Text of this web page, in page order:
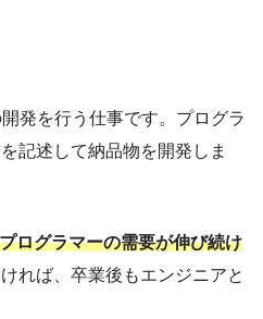
発を行う仕事です。プログラ
記述して納品物を開発しま
プログラマーの需要が伸び続け
れば、卒業後もエンジニアと